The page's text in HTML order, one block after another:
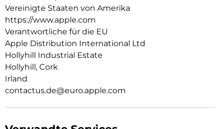
einfach im Case und docke dein MagSafe Ladegerät an oder
leg es auf dein Qi2 oder Qi zertifiziertes Ladegerät.
Wie jedes von Apple entwickelte Case durchläuft es im Laufe
des Design‑ und Fertigungs­prozesses Tausende von
Teststunden. Deshalb sieht es nicht nur großartig aus,
sondern ist auch dafür gemacht, dein iPhone vor Kratzern
und bei Stürzen zu schützen.
Vereinigte Staaten von Amerika
https://www.apple.com
Verantwortliche für die EU
Apple Distribution International Ltd
Hollyhill Industrial Estate
Hollyhill, Cork
Irland
contactus.de@euro.apple.com